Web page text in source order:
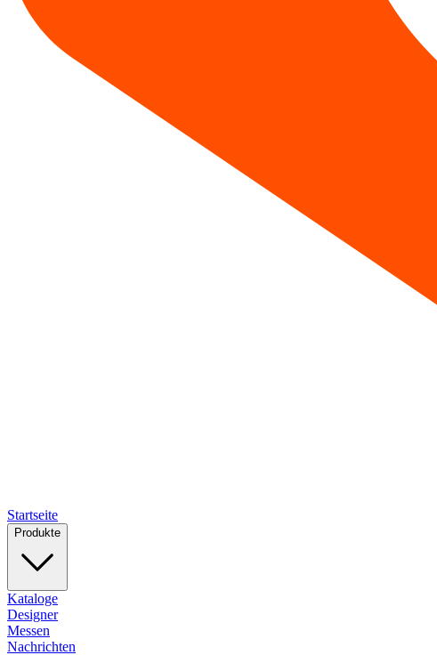
Startseite
Produkte
Kataloge
Designer
Messen
Nachrichten